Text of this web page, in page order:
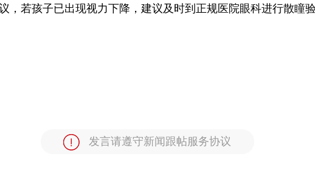
，若孩子已出现视力下降，建议及时到正规医院眼科进行散瞳
发言请遵守新闻跟帖服务协议